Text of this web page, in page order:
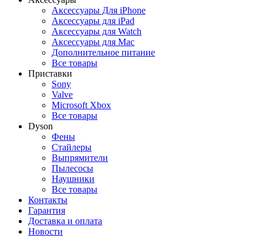
Аксессуары Для iPhone
Аксессуары для iPad
Аксессуары для Watch
Аксессуары для Mac
Дополнительное питание
Все товары
Приставки
Sony
Valve
Microsoft Xbox
Все товары
Dyson
Фены
Стайлеры
Выпрямители
Пылесосы
Наушники
Все товары
Контакты
Гарантия
Доставка и оплата
Новости